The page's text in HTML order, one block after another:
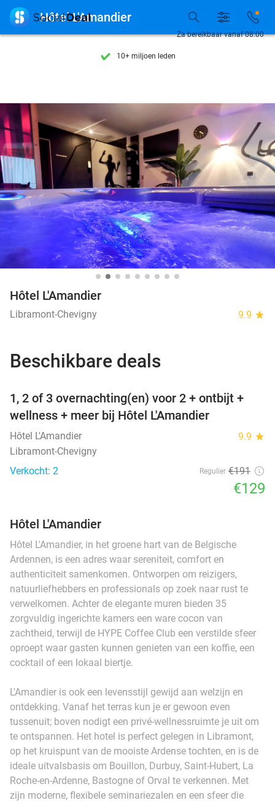
7 dagen per week beschikbaar
10+ miljoen leden
7 dagen per week beschikbaar
10+ miljoen leden
Za bereikbaar vanaf 08:00
 Hôtel L'Amandier
Hôtel L'Amandier
Libramont-Chevigny 9.9 star
Beschikbare deals
1, 2 of 3 overnachting(en) voor 2 + ontbijt +
wellness + meer bij Hôtel L'Amandier
Hôtel L'Amandier 9.9 star
Libramont-Chevigny
Verkocht: 2
Regulier €191
€129
Hôtel L'Amandier
Hôtel L'Amandier, in het groene hart van de Belgische
Ardennen, is een adres waar sereniteit, comfort en
authenticiteit samenkomen. Ontworpen om reizigers,
natuurliefhebbers en professionals op zoek naar rust te
verwelkomen. Achter de elegante muren bieden 35
zorgvuldig ingerichte kamers een ware cocon van
zachtheid, terwijl de HYPE Coffee Club een verstilde sfeer
oproept waar gasten kunnen genieten van een koffie, een
cocktail of een lokaal biertje.
L'Amandier is ook een levensstijl gewijd aan welzijn en
ontdekking. Vanaf het terras kun je er gewoon even
tussenuit; boven nodigt een privé-wellnessruimte je uit om
te ontspannen. Het hotel is perfect gelegen in Libramont,
op het kruispunt van de mooiste Ardense tochten, en is de
ideale uitvalsbasis om Bouillon, Durbuy, Saint-Hubert, La
Roche-en-Ardenne, Bastogne of Orval te verkennen. Met
zijn moderne, flexibele seminariezalen en een sfeer die